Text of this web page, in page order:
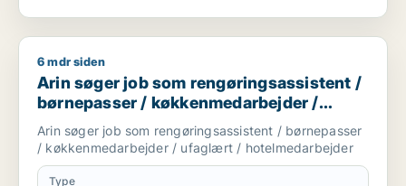
Arin søger job som rengøringsassistent / børnepasser /
6 mdr siden
Arin søger job som rengøringsassistent /
børnepasser / køkkenmedarbejder /
ufaglært / hotelmedarbejder
Arin søger job som rengøringsassistent / børnepasser
/ køkkenmedarbejder / ufaglært / hotelmedarbejder
Type